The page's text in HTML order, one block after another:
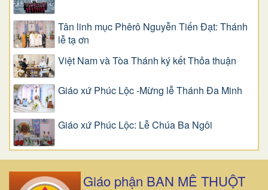
Tân linh mục Phêrô Nguyễn Tiến Đạt: Thánh
lễ tạ ơn
Việt Nam và Tòa Thánh ký kết Thỏa thuận
Giáo xứ Phúc Lộc -Mừng lễ Thánh Đa Minh
Giáo xứ Phúc Lộc: Lễ Chúa Ba Ngôi
Giáo phận BAN MÊ THUỘT